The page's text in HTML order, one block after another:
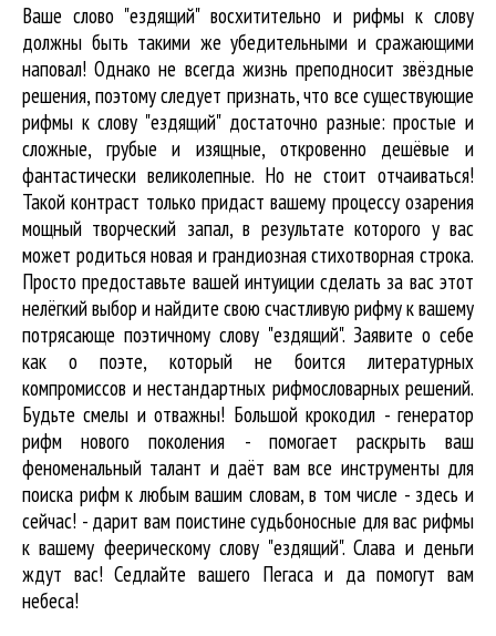
Ваше слово "ездящий" восхитительно и рифмы к слову
должны быть такими же убедительными и сражающими
наповал! Однако не всегда жизнь преподносит звёздные
решения, поэтому следует признать, что все существующие
рифмы к слову "ездящий" достаточно разные: простые и
сложные, грубые и изящные, откровенно дешёвые и
фантастически великолепные. Но не стоит отчаиваться!
Такой контраст только придаст вашему процессу озарения
мощный творческий запал, в результате которого у вас
может родиться новая и грандиозная стихотворная строка.
Просто предоставьте вашей интуиции сделать за вас этот
нелёгкий выбор и найдите свою счастливую рифму к вашему
потрясающе поэтичному слову "ездящий". Заявите о себе
как о поэте, который не боится литературных
компромиссов и нестандартных рифмословарных решений.
Будьте смелы и отважны! Большой крокодил - генератор
рифм нового поколения - помогает раскрыть ваш
феноменальный талант и даёт вам все инструменты для
поиска рифмк любым вашим словам, в том числе - здесь и
сейчас! - дарит вам поистине судьбоносные для вас рифмы
к вашему феерическому слову "ездящий". Слава и деньги
ждут вас! Седлайте вашего Пегаса и да помогут вам
небеса!